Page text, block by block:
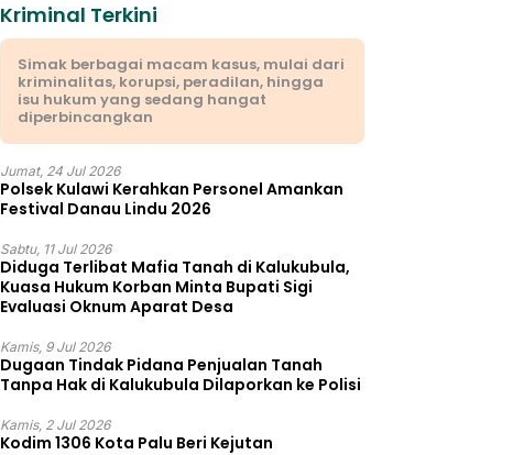
Kriminal Terkini
Simak berbagai macam kasus, mulai dari
kriminalitas, korupsi, peradilan, hingga
isu hukum yang sedang hangat
diperbincangkan
Jumat, 24 Jul 2026
Polsek Kulawi Kerahkan Personel Amankan
Festival Danau Lindu 2026
Sabtu, 11 Jul 2026
Diduga Terlibat Mafia Tanah di Kalukubula,
Kuasa Hukum Korban Minta Bupati Sigi
Evaluasi Oknum Aparat Desa
Kamis, 9 Jul 2026
Dugaan Tindak Pidana Penjualan Tanah
Tanpa Hak di Kalukubula Dilaporkan ke Polisi
Kamis, 2 Jul 2026
Kodim 1306 Kota Palu Beri Kejutan